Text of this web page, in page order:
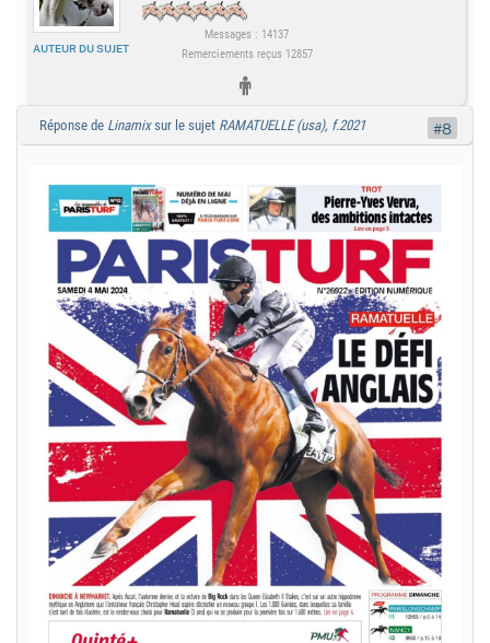
AUTEUR DU SUJET
Messages : 14137
Remerciements reçus 12857
Réponse de Linamixsur le sujet RAMATUELLE (usa), f.2021 #8